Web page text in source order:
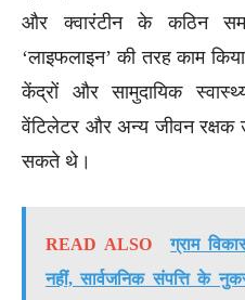
और क्वारंटीन के कठिन
‘लाइफलाइन’ की तरह काम
केंद्रों और सामुदायिक
वेंटिलेटर और अन्य जीवन रक्षक
सकते थे।
READ ALSO
ग्राम
नहीं, सार्वजनिक संपत्ति के